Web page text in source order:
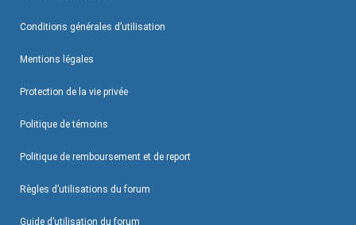
Conditions générales d’utilisation
Mentions légales
Protection de la vie privée
Politique de témoins
Politique de remboursement et de report
Règles d’utilisations du forum
Guide d’utilisation du forum